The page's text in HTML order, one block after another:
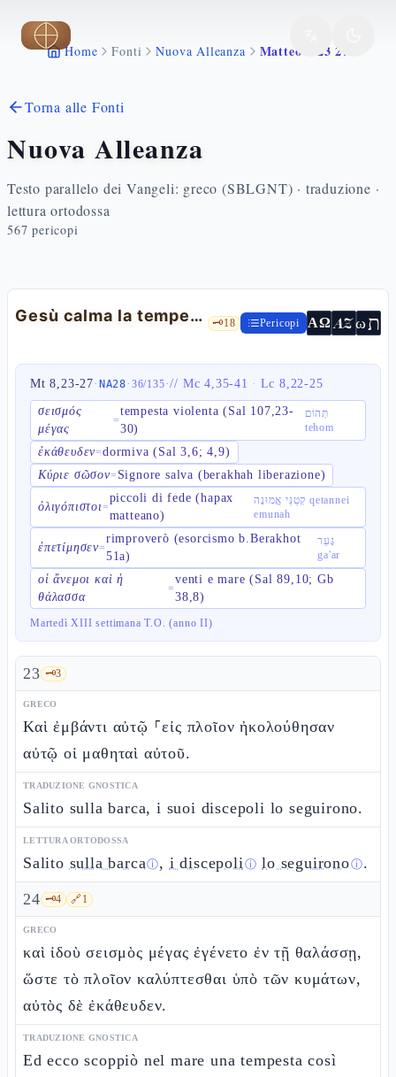
Vai al contenuto principale
Home Fonti Nuova Alleanza Matteo 8 23 27
Torna alle Fonti
Nuova Alleanza
Testo parallelo dei Vangeli: greco (SBLGNT) · traduzione ·
lettura ortodossa
567 pericopi
Gesù calma la tempesta 🗝️18 Pericopi ΑΩ AZωת
Mt 8,23-27· NA28· 36/135·// Mc 4,35-41 · Lc 8,22-25
σεισμός
μέγας
=
tempesta violenta (Sal 107,23-
30)
תְּהוֹם
tehom
ἐκάθευδεν=dormiva (Sal 3,6; 4,9)
Κύριε σῶσον= Signore salva (berakhah liberazione)
ὀλιγόπιστοι=
piccoli di fede (hapax
matteano)
קְטַנֵּי אֱמוּנָה qetannei
emunah
ἐπετίμησεν=
rimproverò (esorcismo b.Berakhot
51a)
גָּעַר
ga'ar
οἱ ἄνεμοι καὶ ἡ
θάλασσα
=
venti e mare (Sal 89,10; Gb
38,8)
Martedì XIII settimana T.O. (anno II)
23 🗝️3
GRECO
Καὶ ἐμβάντι αὐτῷ ⸀εἰς πλοῖον ἠκολούθησαν
αὐτῷ οἱ μαθηταὶ αὐτοῦ.
TRADUZIONE GNOSTICA
Salito sulla barca, i suoi discepoli lo seguirono.
LETTURA ORTODOSSA
Salito sulla barcaⓘ, i discepoliⓘ lo seguironoⓘ.
24 🗝️4 🔗1
GRECO
καὶ ἰδοὺ σεισμὸς μέγας ἐγένετο ἐν τῇ θαλάσσῃ,
ὥστε τὸ πλοῖον καλύπτεσθαι ὑπὸ τῶν κυμάτων,
αὐτὸς δὲ ἐκάθευδεν.
TRADUZIONE GNOSTICA
Ed ecco scoppiò nel mare una tempesta così